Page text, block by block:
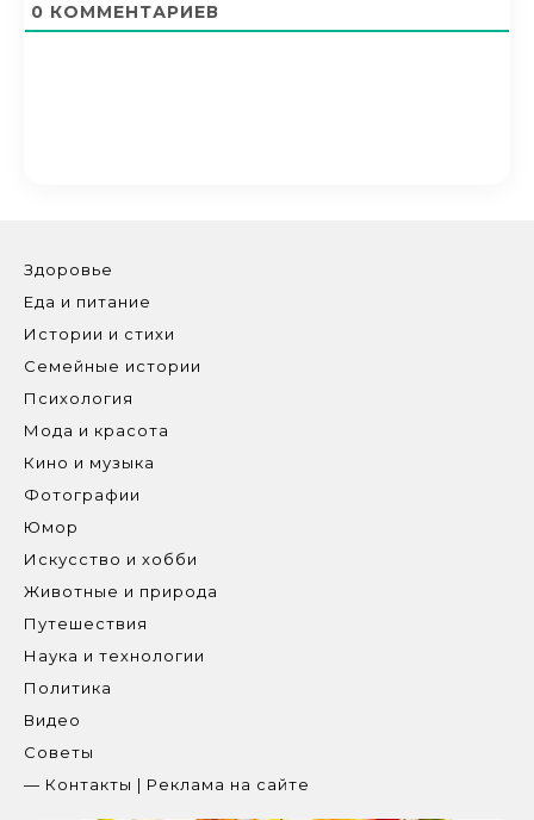
0 КОММЕНТАРИЕВ
Здоровье
Еда и питание
Истории и стихи
Семейные истории
Психология
Мода и красота
Кино и музыка
Фотографии
Юмор
Искусство и хобби
Животные и природа
Путешествия
Наука и технологии
Политика
Видео
Советы
— Контакты | Реклама на сайте